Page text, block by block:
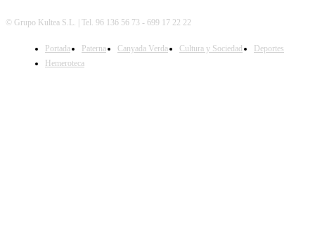
SÍGUENOS
© Grupo Kultea S.L. | Tel. 96 136 56 73 - 699 17 22 22
Portada Paterna Canyada Verda Cultura y Sociedad
Deportes
Hemeroteca